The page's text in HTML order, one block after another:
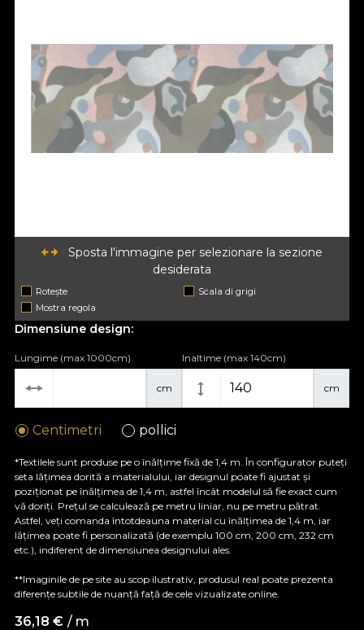
Sposta l'immagine per selezionare la sezione
desiderata
Rotește
Scala di grigi
Mostra regola
Dimensiune design:
cm
Lungime (max 1000cm)
cm
Inaltime (max 140cm)
Centimetri pollici
*Textilele sunt produse pe o înălțime fixă de 1,4 m. În configurator puteți
seta lățimea dorită a materialului, iar designul poate fi ajustat și
poziționat pe înălțimea de 1,4 m, astfel încât modelul să fie exact cum
vă doriți. Prețul se calculează pe metru liniar, nu pe metru pătrat.
Astfel, veți comanda întotdeauna material cu înălțimea de 1,4 m, iar
lățimea poate fi personalizată (de exemplu 100 cm, 200 cm, 232 cm
etc.), indiferent de dimensiunea designului ales.
**Imaginile de pe site au scop ilustrativ, produsul real poate prezenta
diferențe subtile de nuanță față de cele vizualizate online.
36,18 € / m